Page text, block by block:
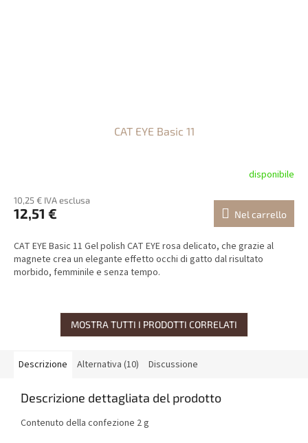
CAT EYE Basic 11
disponibile
10,25 € IVA esclusa
12,51 € Nel carrello
CAT EYE Basic 11 Gel polish CAT EYE rosa delicato, che grazie al
magnete crea un elegante effetto occhi di gatto dal risultato
morbido, femminile e senza tempo.
MOSTRA TUTTI I PRODOTTI CORRELATI
Descrizione Alternativa (10) Discussione
Descrizione dettagliata del prodotto
Contenuto della confezione 2 g